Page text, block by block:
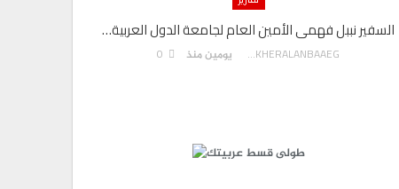
السفير نببل فهمى الأمين العام لجامعة الدول العربية…
AKHERALANBAAEG يومين منذ